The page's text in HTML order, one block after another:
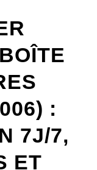
:
7J/7,
ET